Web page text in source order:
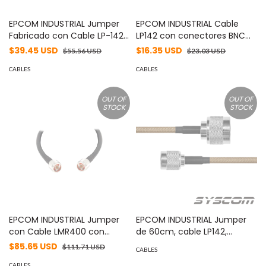
EPCOM INDUSTRIAL Jumper
Fabricado con Cable LP-142
conectores BNC/N Hembra
SBNC142KNH110
$39.45 USD $55.56 USD
CABLES
EPCOM INDUSTRIAL Cable
LP142 con conectores BNC
Macho / UHF Macho. MOD:
$16.35 USD $23.03 USD
CABLES
OUT OF
STOCK
EPCOM INDUSTRIAL Jumper
con Cable LMR400 con
Conectores N Macho / N
$85.65 USD $111.71 USD
OUT OF
STOCK
EPCOM INDUSTRIAL Jumper
de 60cm, cable LP142,
Macho Inverso. MOD:
CABLES